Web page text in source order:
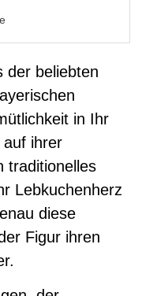
der beliebten
in Ihr
ihrer
traditionelles
Lebkuchenherz
diese
Figur ihren